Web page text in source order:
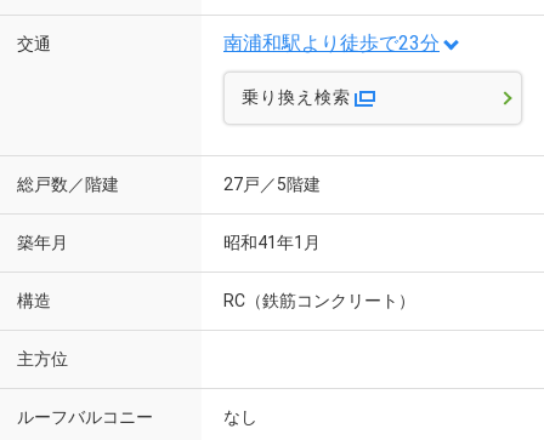
交通 南浦和駅より徒歩で23分
乗り換え検索
総戸数／階建 27戸／5階建
築年月 昭和41年1月
構造 RC（鉄筋コンクリート）
主方位
ルーフバルコニー なし